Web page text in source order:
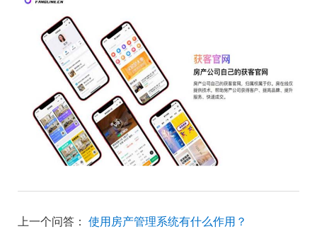
上一个问答： 使用房产管理系统有什么作用？